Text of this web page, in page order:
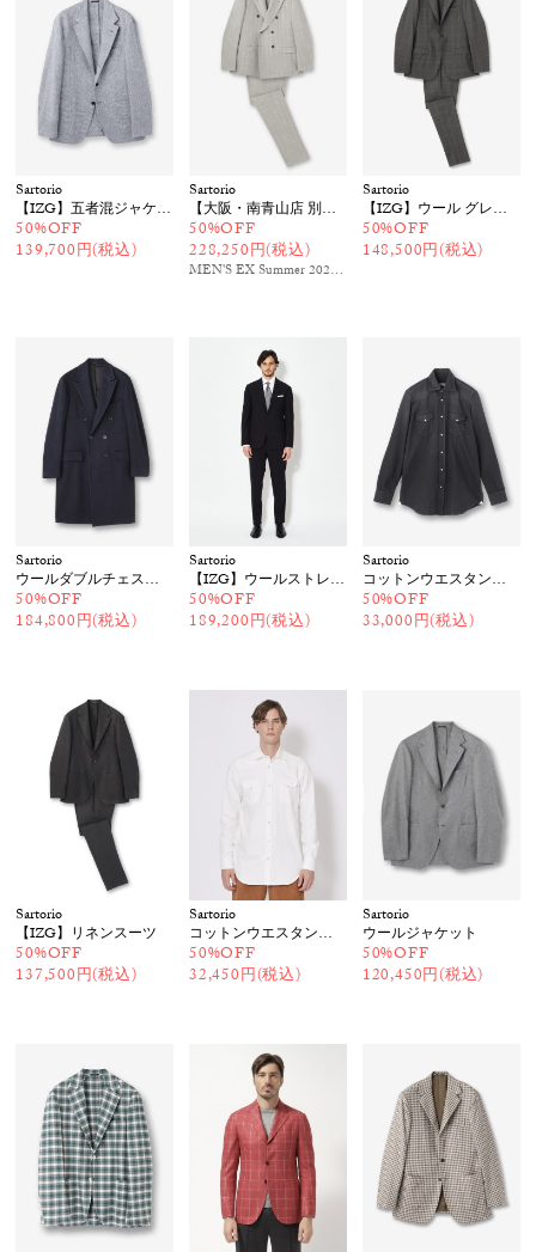
Sartorio
【IZG】五者混ジャケット
50%OFF
139,700円(税込)
Sartorio
【大阪・南青山店 別注｜IZG】三者混ダブルスーツ
50%OFF
228,250円(税込)
MEN'S EX Summer 2026掲載
Sartorio
【IZG】ウール グレンチェックスーツ
50%OFF
148,500円(税込)
Sartorio
ウールダブルチェスターコート
50%OFF
184,800円(税込)
Sartorio
【IZG】ウールストレッチスーツ
50%OFF
189,200円(税込)
Sartorio
コットンウエスタンシャツ
50%OFF
33,000円(税込)
Sartorio
【IZG】リネンスーツ
50%OFF
137,500円(税込)
Sartorio
コットンウエスタンシャツ
50%OFF
32,450円(税込)
Sartorio
ウールジャケット
50%OFF
120,450円(税込)